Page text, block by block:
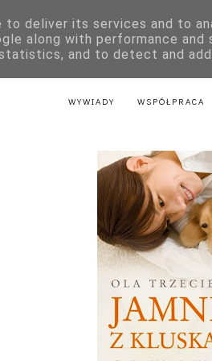
KSIĄŻKI DLA DZIECI
LITERATURA Z PRZEPISAMI
WYWIADY WSPÓŁPRACA
Jamnik z kluskami -
to deliver its services and to
along with performance
and to detect and